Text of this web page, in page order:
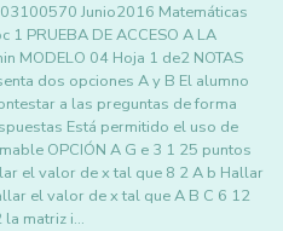
Junio2016 Matemáticas
1 PRUEBA DE ACCESO A LA
MODELO 04 Hoja 1 de2 NOTAS
dos opciones A y B El alumno
a las preguntas de forma
Está permitido el uso de
OPCIÓN A G e 3 1 25 puntos
el valor de x tal que 8 2 A b Hallar
el valor de x tal que A B C 6 12
la matriz i…